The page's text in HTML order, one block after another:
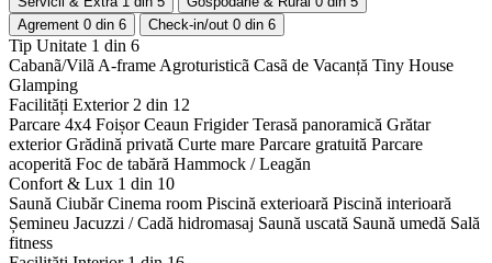
Agrement 0 din 6 Check-in/out 0 din 6
Tip Unitate 1 din 6
Cabanã/Vilã A-frame Agroturisticã Casã de Vacanță Tiny House
Glamping
Facilități Exterior 2 din 12
Parcare 4x4 Foișor Ceaun Frigider Terasă panoramică Grătar
exterior Grădină privată Curte mare Parcare gratuită Parcare
acoperită Foc de tabără Hammock / Leagăn
Confort & Lux 1 din 10
Saună Ciubăr Cinema room Piscină exterioară Piscină interioară
Șemineu Jacuzzi / Cadă hidromasaj Saună uscată Saună umedă Sală
fitness